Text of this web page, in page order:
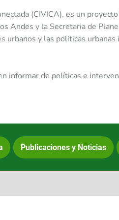
(CIVICA), es un
Andes y la Secretaria de
urbanos y las políticas urbanas
informar de políticas e
Publicaciones y Noticias